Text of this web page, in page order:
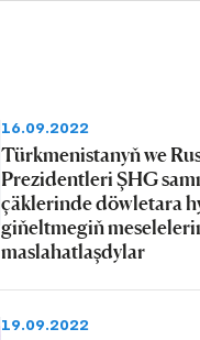
16.09.2022
Türkmenistanyň we
Prezidentleri ŞHG
çäklerinde döwletara
giňeltmegiň
maslahatlaşdylar
19.09.2022